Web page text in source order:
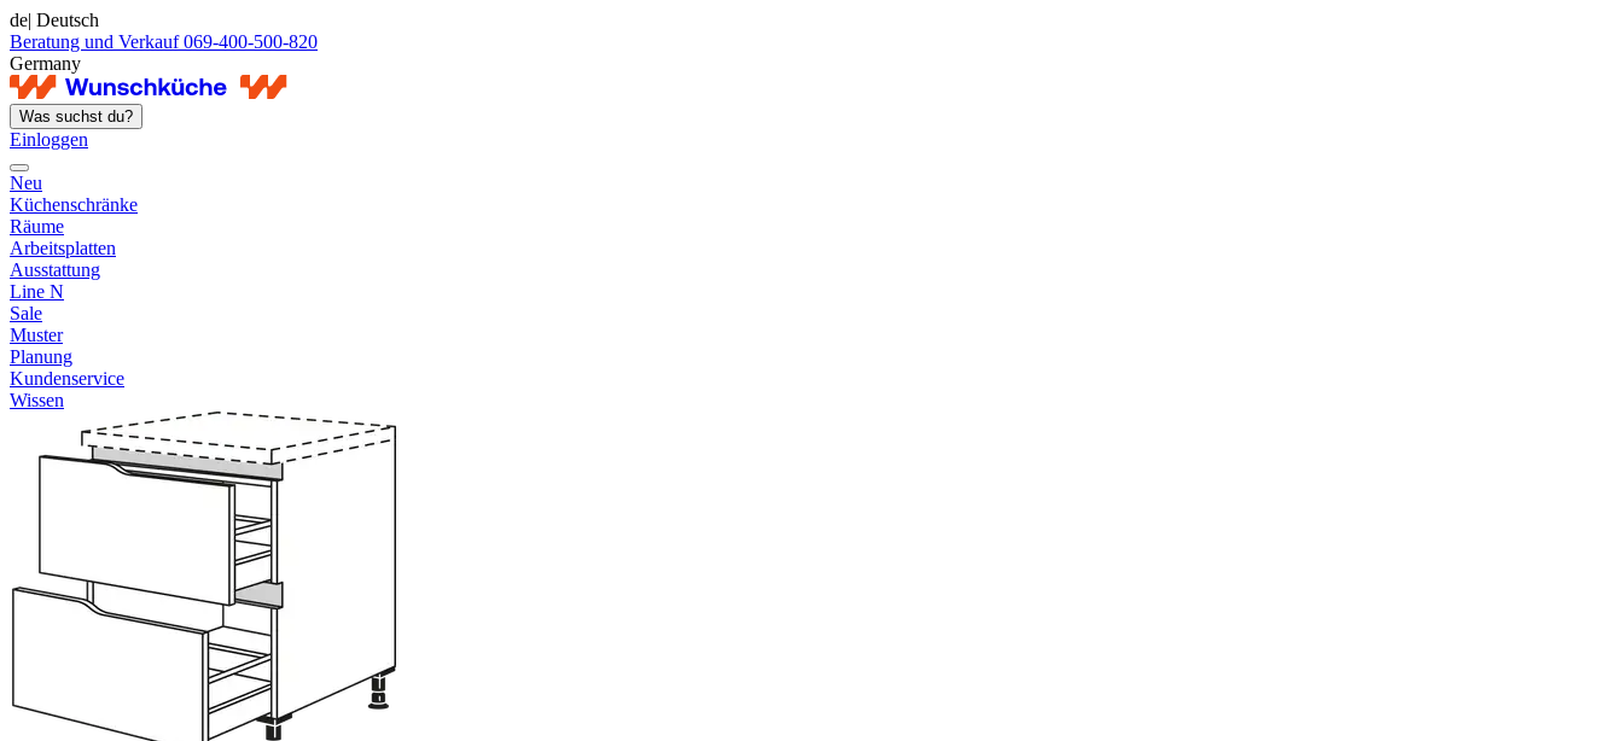
de| Deutsch
Beratung und Verkauf 069-400-500-820
Germany
Was suchst du?
Einloggen
Neu
Küchenschränke
Räume
Arbeitsplatten
Ausstattung
Line N
Sale
Muster
Planung
Kundenservice
Wissen